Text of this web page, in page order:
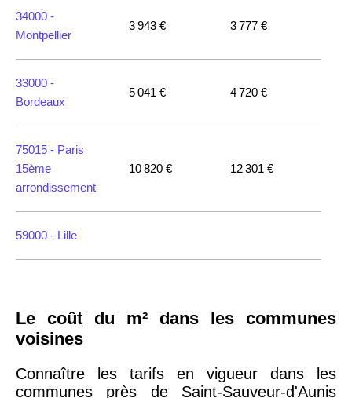
34000 -
Montpellier
3 943 € 3 777 €
33000 -
Bordeaux
5 041 € 4 720 €
75015 - Paris
15ème
arrondissement
10 820 € 12 301 €
59000 - Lille
75018 -
arrondissement
Le coût du m² dans les communes
voisines
Connaître les tarifs en vigueur dans les
communes près de Saint-Sauveur-d'Aunis